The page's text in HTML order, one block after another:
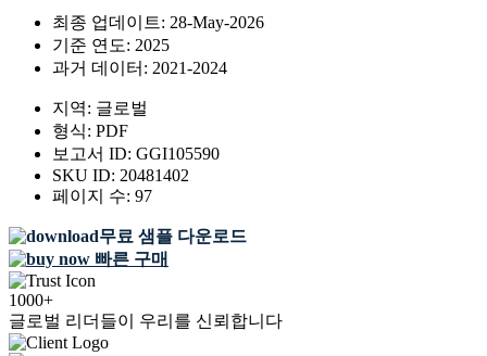
최종 업데이트: 28-May-2026
기준 연도: 2025
과거 데이터: 2021-2024
지역: 글로벌
형식: PDF
보고서 ID: GGI105590
SKU ID: 20481402
페이지 수: 97
무료 샘플 다운로드
빠른 구매
1000+
글로벌 리더들이 우리를 신뢰합니다